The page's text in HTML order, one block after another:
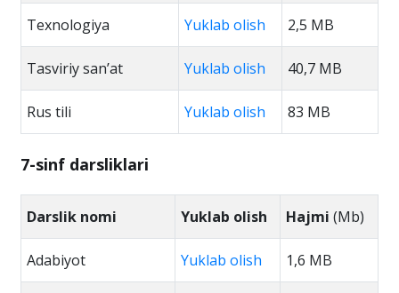
Texnologiya Yuklab olish 2,5 MB
Tasviriy san’at Yuklab olish 40,7 MB
Rus tili Yuklab olish 83 MB
7-sinf darsliklari
Darslik nomi Yuklab olish Hajmi (Mb)
Adabiyot Yuklab olish 1,6 MB